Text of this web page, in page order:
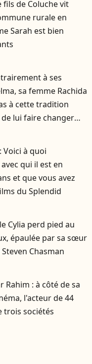
fils de Coluche vit
rurale en
Sarah est bien
à ses
sa femme Rachida
à cette tradition
lui faire changer
à quoi
qui il est en
et que vous avez
du Splendid
Cylia perd pied au
épaulée par sa sœur
Chasman
Rahim : à côté de sa
l'acteur de 44
trois sociétés